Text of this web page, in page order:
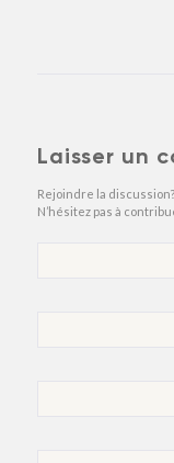
Laisser un
Rejoindre la discussion?
N’hésitez pas à